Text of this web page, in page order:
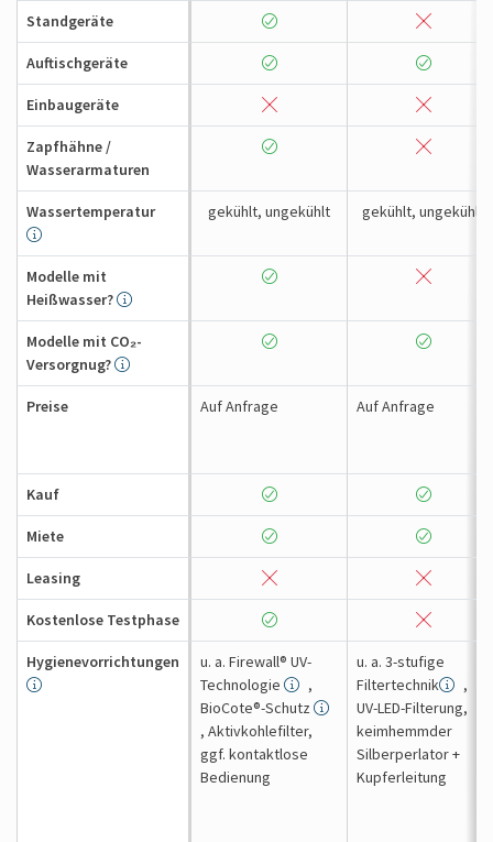
Standgeräte
Auftischgeräte
Einbaugeräte
Zapfhähne /
Wasserarmaturen
Wassertemperatur gekühlt, ungekühlt gekühlt, ungekühlt
Modelle mit
Heißwasser?
Modelle mit CO₂-
Versorgnug?
Preise Auf Anfrage Auf Anfrage
Kauf
Miete
Leasing
Kostenlose Testphase
Hygienevorrichtungen
u. a. Firewall® UV-
Technologie
,
BioCote®-Schutz
, Aktivkohlefilter,
ggf. kontaktlose
Bedienung
u. a. 3-stufige
Filtertechnik
,
UV-LED-Filterung,
keimhemmder
Silberperlator +
Kupferleitung